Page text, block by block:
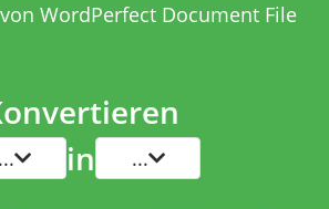
WordPerfect Document File
... in ...